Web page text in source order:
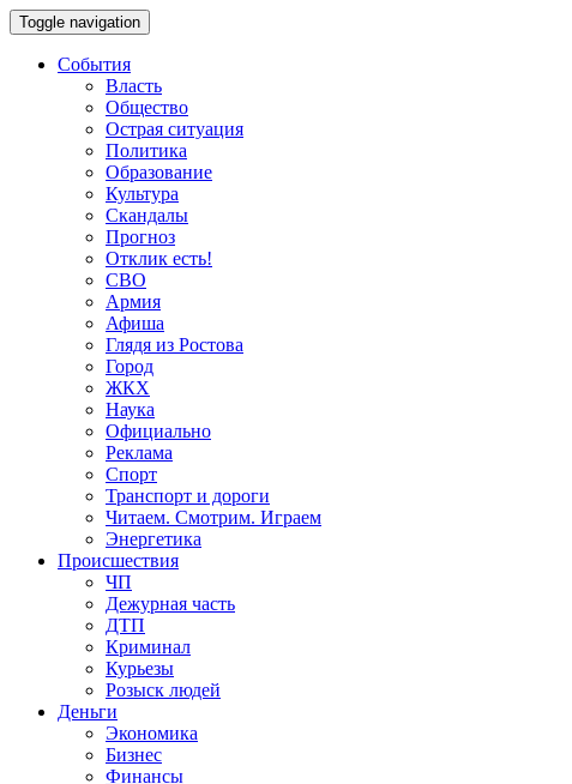
Toggle navigation
События
Власть
Общество
Острая ситуация
Политика
Образование
Культура
Скандалы
Прогноз
Отклик есть!
СВО
Армия
Афиша
Глядя из Ростова
Город
ЖКХ
Наука
Официально
Реклама
Спорт
Транспорт и дороги
Читаем. Смотрим. Играем
Энергетика
Происшествия
ЧП
Дежурная часть
ДТП
Криминал
Курьезы
Розыск людей
Деньги
Экономика
Бизнес
Финансы